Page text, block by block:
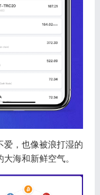
爱，也像被浪打湿的
海和新鲜空气。